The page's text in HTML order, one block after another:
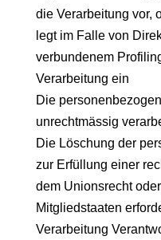
die Verarbeitung vor,
legt im Falle von
verbundenem
Verarbeitung ein
Die
unrechtmässig
Die Löschung der
zur Erfüllung einer
dem Unionsrecht
Mitgliedstaaten
Verarbeitung